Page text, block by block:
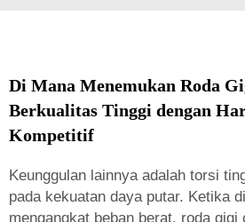
Di Mana Menemukan Roda
Berkualitas Tinggi dengan
Kompetitif
Keunggulan lainnya adalah torsi
pada kekuatan daya putar. Ketika
mengangkat beban berat, roda gigi